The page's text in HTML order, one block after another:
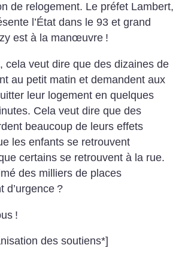
de relogement. Le préfet Lambert,
l’État dans le 93 et grand
est à la manœuvre !
cela veut dire que des dizaines de
au petit matin et demandent aux
leur logement en quelques
Cela veut dire que des
beaucoup de leurs effets
les enfants se retrouvent
certains se retrouvent à la rue.
des milliers de places
d’urgence ?
!
des soutiens*]